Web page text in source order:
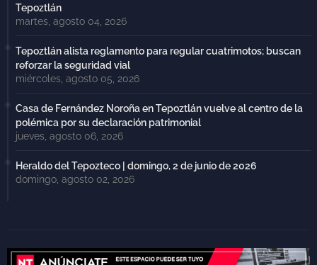
Tepoztlán
martes, agosto 04, 2026
Tepoztlán alista reglamento para regular cuatrimotos; buscan
reforzar la seguridad vial
miércoles, agosto 05, 2026
Casa de Fernández Noroña en Tepoztlán vuelve al centro de la
polémica por su declaración patrimonial
jueves, agosto 06, 2026
Heraldo del Tepozteco | domingo, 2 de junio de 2026
domingo, agosto 02, 2026